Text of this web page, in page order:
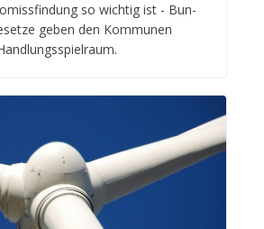
so wich­tig ist - Bun­
geben den Kom­mu­nen